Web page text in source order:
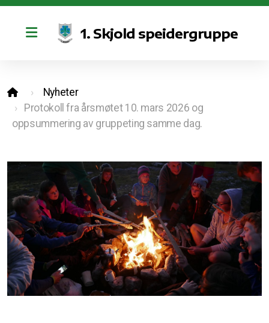
1. Skjold speidergruppe
Nyheter
Protokoll fra årsmøtet 10. mars 2026 og
oppsummering av gruppeting samme dag.
Vedtekter
Styret
Bli med